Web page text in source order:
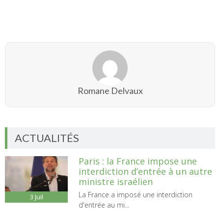
Romane Delvaux
ACTUALITÉS
3 Juil
Paris : la France impose une
interdiction d’entrée à un autre
ministre israélien
La France a imposé une interdiction
d'entrée au mi...